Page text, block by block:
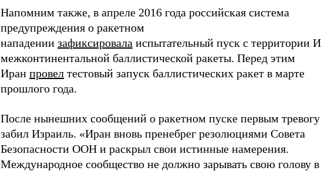
Напомним также, в апреле 2016 года российская система
предупреждения о ракетном
нападении зафиксировала испытательный пуск с территории
межконтинентальной баллистической ракеты. Перед этим
Иран провел тестовый запуск баллистических ракет в марте
прошлого года.
После нынешних сообщений о ракетном пуске первым тревогу
забил Израиль. «Иран вновь пренебрег резолюциями Совета
Безопасности ООН и раскрыл свои истинные намерения.
Международное сообщество не должно зарывать свою голову в